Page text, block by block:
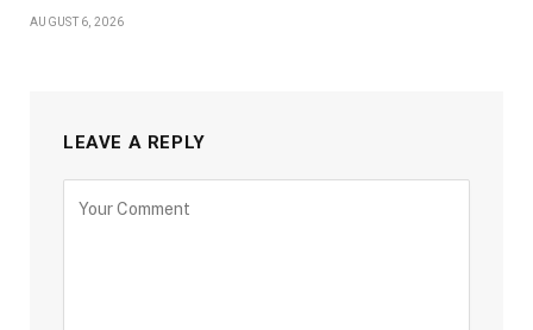
AUGUST 6, 2026
LEAVE A REPLY